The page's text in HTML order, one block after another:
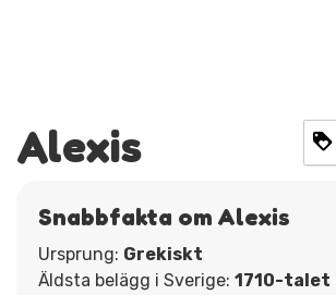
Alexis
Snabbfakta om Alexis
Ursprung: Grekiskt
Äldsta belägg i Sverige: 1710-talet